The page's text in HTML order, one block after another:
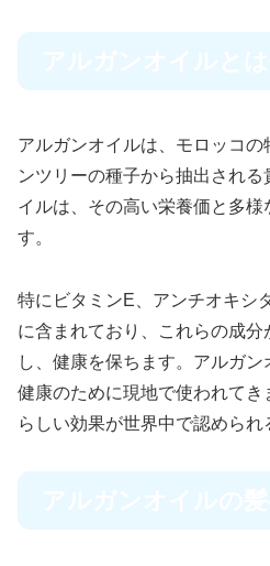
アルガンオイルは、モロッコ
ンツリーの種子から抽出され
イルは、その高い栄養価と多様
す。
特にビタミンE、アンチオキシ
に含まれており、これらの成
し、健康を保ちます。アルガ
健康のために現地で使われて
らしい効果が世界中で認められ